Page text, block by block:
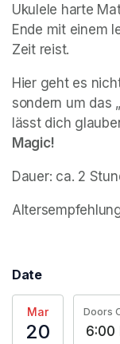
Ukulele harte
Ende mit einem
Zeit reist.
Hier geht es
sondern um das
lässt dich
Magic!
Dauer: ca. 2
Date
Mar
20
Doors
6:00